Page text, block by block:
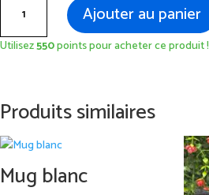
Aimant
carré
Ajouter au panier
Utilisez550points pour acheter ce produit !
Produits similaires
Mug blanc